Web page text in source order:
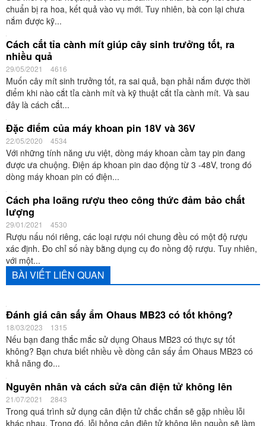
Chiêm ngưỡng những mối hàn đẹp nhất thế giới của
các thợ hàn tài ba
19/02/2021 4771
Hàn không đơn giản chỉ là tạo ra liên kết mối hàn, mà cái khó ở đây
là phải hàn làm cho cho đẹp. Nếu bạn là một người thợ hàn chuyên
môn thì...
4 công thức trộn đất trồng cây hoa hồng giúp cây luôn
sinh trưởng tốt
02/03/2021 4705
Muốn trồng cây hoa hồng tại nhà luôn nở đẹp, đầu tiên phải biết
như sau: Đất trồng hoa hồng...
Hướng dẫn cách cắt tỉa cành mít thái cho ra sai quả
26/03/2021 4648
Sau mỗi vụ thu hoạch, cần cắt tỉa cành mít thái để cây hồi sức và
chuẩn bị ra hoa, kết quả vào vụ mới. Tuy nhiên, bà con lại chưa
nắm được kỹ...